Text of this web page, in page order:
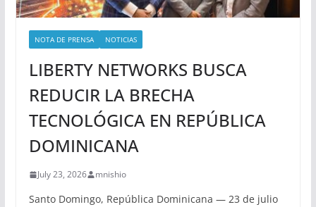
NOTA DE PRENSA NOTICIAS
LIBERTY NETWORKS BUSCA
REDUCIR LA BRECHA
TECNOLÓGICA EN REPÚBLICA
DOMINICANA
July 23, 2026 mnishio
Santo Domingo, República Dominicana — 23 de julio